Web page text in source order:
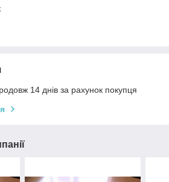
14 днів за рахунок покупця